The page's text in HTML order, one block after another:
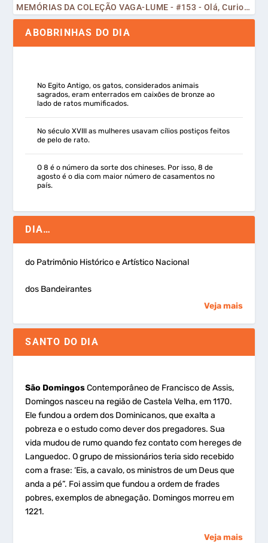
MEMÓRIAS DA COLEÇÃO VAGA-LUME - #153 - Olá, Curiosos! 2023
ABOBRINHAS DO DIA
No Egito Antigo, os gatos, considerados animais
sagrados, eram enterrados em caixões de bronze ao
lado de ratos mumificados.
No século XVIII as mulheres usavam cílios postiços feitos
de pelo de rato.
O 8 é o número da sorte dos chineses. Por isso, 8 de
agosto é o dia com maior número de casamentos no
país.
DIA…
do Patrimônio Histórico e Artístico Nacional
dos Bandeirantes
Veja mais
SANTO DO DIA
São DomingosContemporâneo de Francisco de Assis,
Domingos nasceu na região de Castela Velha, em 1170.
Ele fundou a ordem dos Dominicanos, que exalta a
pobreza e o estudo como dever dos pregadores. Sua
vida mudou de rumo quando fez contato com hereges de
Languedoc. O grupo de missionários teria sido recebido
com a frase: ‘Eis, a cavalo, os ministros de um Deus que
anda a pé”. Foi assim que fundou a ordem de frades
pobres, exemplos de abnegação. Domingos morreu em
1221.
Veja mais